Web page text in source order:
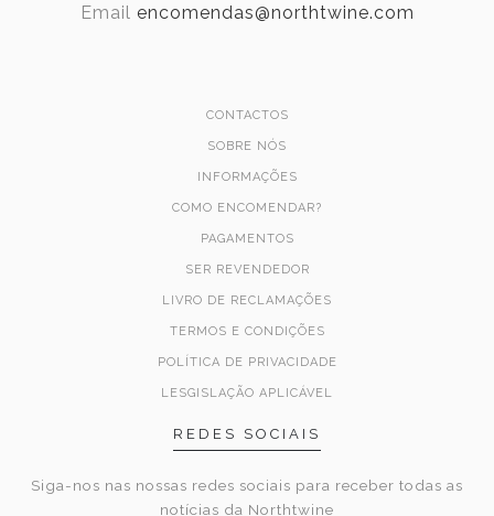
Email encomendas@northtwine.com
CONTACTOS
SOBRE NÓS
INFORMAÇÕES
COMO ENCOMENDAR?
PAGAMENTOS
SER REVENDEDOR
LIVRO DE RECLAMAÇÕES
TERMOS E CONDIÇÕES
POLÍTICA DE PRIVACIDADE
LESGISLAÇÃO APLICÁVEL
REDES SOCIAIS
Siga-nos nas nossas redes sociais para receber todas as
notícias da Northtwine